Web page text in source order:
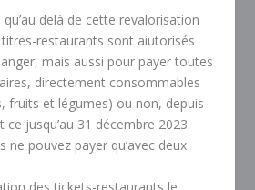
delà de cette revalorisation
restaurants sont aiutorisés
mais aussi pour payer toutes
directement consommables
fruits et légumes) ou non, depuis
jusqu’au 31 décembre 2023.
ne pouvez payer qu’avec deux